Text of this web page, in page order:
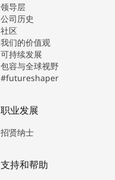
领导层
公司历史
社区
我们的价值观
可持续发展
包容与全球视野
#futureshaper
职业发展
招贤纳士
支持和帮助